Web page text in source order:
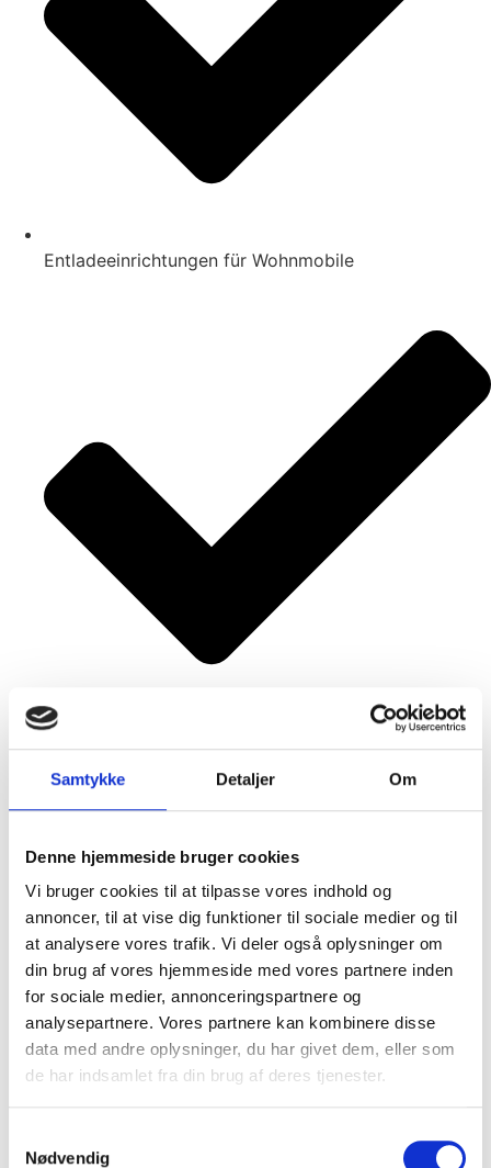
Samtykke Detaljer Om
Denne hjemmeside bruger cookies
Vi bruger cookies til at tilpasse vores indhold og
annoncer, til at vise dig funktioner til sociale medier og til
at analysere vores trafik. Vi deler også oplysninger om
din brug af vores hjemmeside med vores partnere inden
for sociale medier, annonceringspartnere og
analysepartnere. Vores partnere kan kombinere disse
data med andre oplysninger, du har givet dem, eller som
de har indsamlet fra din brug af deres tjenester.
Nødvendig
Entladeeinrichtungen für Wohnmobile
gewartet